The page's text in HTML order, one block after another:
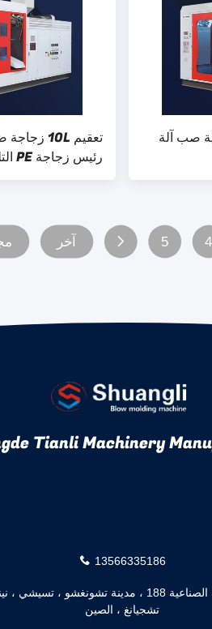
رئيس زجاجة PE التلقائي
صب آلة
4
5 آخر
Tianli Machinery
13566335186
المنطقة الصناعية 188 ، مدينة تشونغشو ، تسيشي ،
تشجيانغ ، الصين